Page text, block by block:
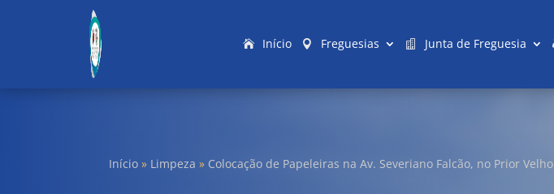
Início Freguesias Junta de Freguesia
Início » Limpeza » Colocação de Papeleiras na Av. Severiano Falcão, no Prior Velho